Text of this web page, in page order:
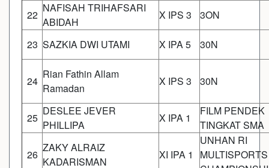
22
NAFISAH TRIHAFSARI
ABIDAH
X IPS 3 3ON
23 SAZKIA DWI UTAMI X IPA 5 30N
24
Rian Fathin Allam
Ramadan
X IPS 3 30N
25
DESLEE JEVER
PHILLIPA
X IPA 1
FILM PENDEK
TINGKAT SMA
26
ZAKY ALRAIZ
KADARISMAN
XI IPA 1
UNHAN RI
MULTISPORTS